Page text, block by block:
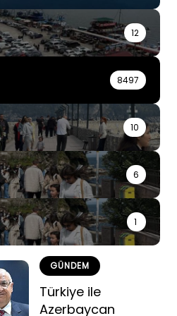
12
8497
10
6
1
GÜNDEM
Türkiye ile
Azerbaycan